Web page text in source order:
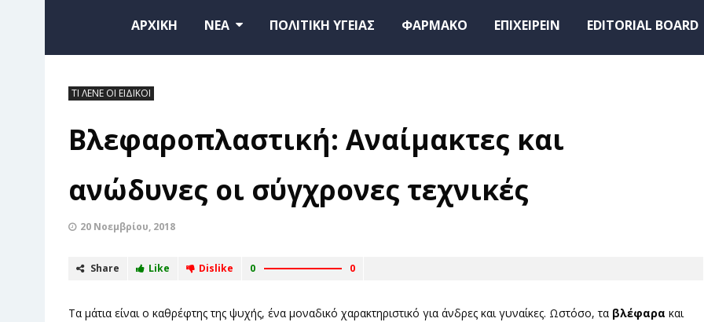
ΑΡΧΙΚΗ ΝΕΑ ΠΟΛΙΤΙΚΗ ΥΓΕΙΑΣ ΦΑΡΜΑΚΟ ΕΠΙΧΕΙΡΕΙΝ EDITORIAL BOARD
ΤΙ ΛΕΝΕ ΟΙ ΕΙΔΙΚΟΙ
Βλεφαροπλαστική: Αναίμακτες και
ανώδυνες οι σύγχρονες τεχνικές
20 Νοεμβρίου, 2018
Share Like Dislike 0 0
Τα μάτια είναι ο καθρέφτης της ψυχής, ένα μοναδικό χαρακτηριστικό για άνδρες και γυναίκες. Ωστόσο, τα βλέφαρα και